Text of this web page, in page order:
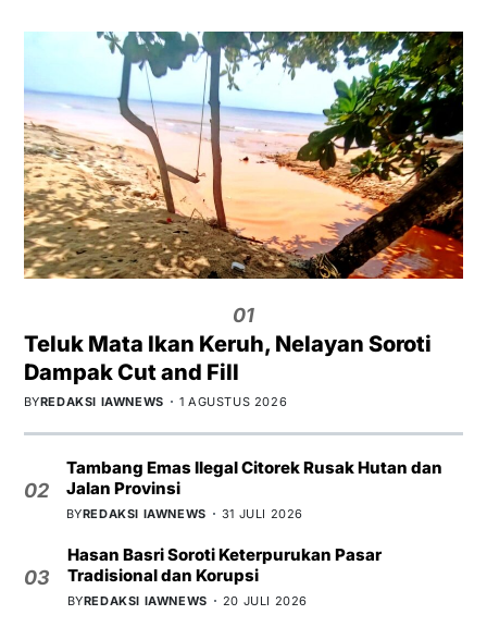
01
Teluk Mata Ikan Keruh, Nelayan Soroti
Dampak Cut and Fill
BYREDAKSI IAWNEWS 1 AGUSTUS 2026
02
Tambang Emas Ilegal Citorek Rusak Hutan dan
Jalan Provinsi
BYREDAKSI IAWNEWS 31 JULI 2026
03
Hasan Basri Soroti Keterpurukan Pasar
Tradisional dan Korupsi
BYREDAKSI IAWNEWS 20 JULI 2026